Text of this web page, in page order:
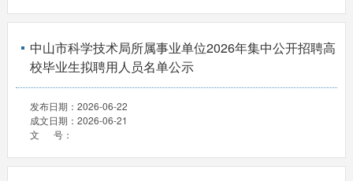
中山市科学技术局所属事业单位2026年集中公开招聘高
校毕业生拟聘用人员名单公示
发布日期： 2026-06-22
成文日期： 2026-06-21
文 号：